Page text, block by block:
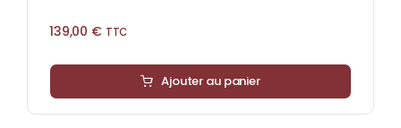
139,00 € TTC
Ajouter au panier